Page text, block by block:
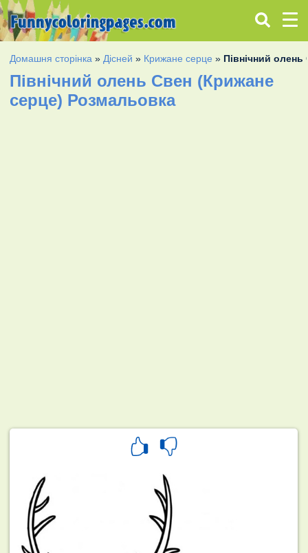
Домашня сторінка » Дісней » Крижане серце » Північний
Північний олень Свен (Крижане
серце) Розмальовка